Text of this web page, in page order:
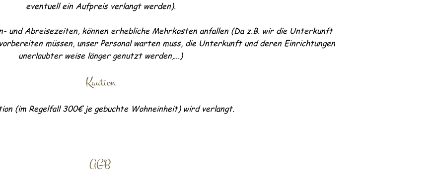
eventuell ein Aufpreis verlangt werden).
und Abreisezeiten, können erhebliche Mehrkosten anfallen (Da z.B. wir die Unterkunft
müssen, unser Personal warten muss, die Unterkunft und deren Einrichtungen
unerlaubter weise länger genutzt werden,...)
Kaution
(im Regelfall 300€ je gebuchte Wohneinheit) wird verlangt.
AGB